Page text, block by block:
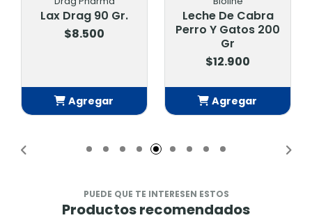
Lax Drag 90 Gr.
$8.500
Agregar
Leche De Cabra
Perro Y Gatos 200
Gr
$12.900
Agregar
PUEDE QUE TE INTERESEN ESTOS
Productos recomendados